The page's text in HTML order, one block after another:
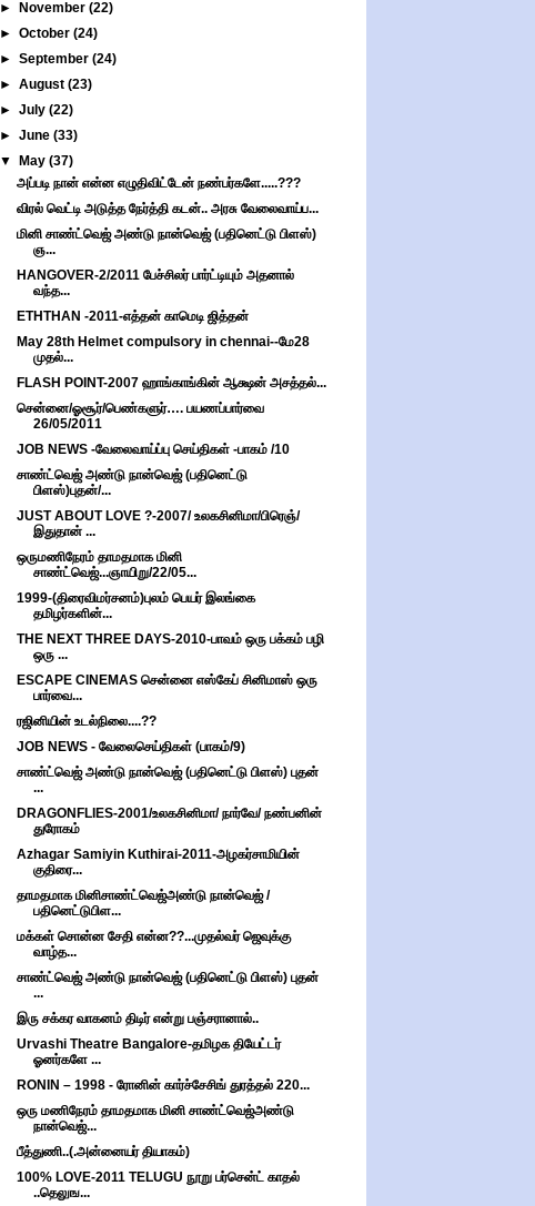
►
November(22)
►October(24)
►September(24)
►August(23)
►July(22)
►June(33)
▼
May(37)
அப்படி நான் என்ன எழுதிவிட்டேன் நண்பர்களே.....???
விரல் வெட்டி அடுத்த நேர்த்தி கடன்.. அரசு வேலைவாய்ப...
மினி சாண்ட்வெஜ் அண்டு நான்வெஜ் (பதினெட்டு பிளஸ்)
ஞ...
HANGOVER-2/2011 பேச்சிலர் பார்ட்டியும் அதனால்
வந்த...
ETHTHAN -2011-எத்தன் காமெடி ஜித்தன்
May 28th Helmet compulsory in chennai--மே28
முதல்...
FLASH POINT-2007 ஹாங்காங்கின் ஆக்ஷன் அசத்தல்...
சென்னை/ஓசூர்/பெண்களுர்…. பயணப்பார்வை
26/05/2011
JOB NEWS -வேலைவாய்ப்பு செய்திகள் -பாகம் /10
சாண்ட்வெஜ் அண்டு நான்வெஜ் (பதினெட்டு
பிளஸ்)புதன்/...
JUST ABOUT LOVE ?-2007/ உலகசினிமா/பிரெஞ்/
இதுதான் ...
ஒருமணிநேரம் தாமதமாக மினி
சாண்ட்வெஜ்...ஞாயிறு/22/05...
1999-(திரைவிமர்சனம்)புலம் பெயர் இலங்கை
தமிழர்களின்...
THE NEXT THREE DAYS-2010-பாவம் ஒரு பக்கம் பழி
ஒரு ...
ESCAPE CINEMAS சென்னை எஸ்கேப் சினிமாஸ் ஒரு
பார்வை...
ரஜினியின் உடல்நிலை....??
JOB NEWS - வேலைசெய்திகள் (பாகம்/9)
சாண்ட்வெஜ் அண்டு நான்வெஜ் (பதினெட்டு பிளஸ்) புதன்
...
DRAGONFLIES-2001/உலகசினிமா/ நார்வே/ நண்பனின்
துரோகம்
Azhagar Samiyin Kuthirai-2011-அழகர்சாமியின்
குதிரை...
தாமதமாக மினிசாண்ட்வெஜ்அண்டு நான்வெஜ் /
பதினெட்டுபிள...
மக்கள் சொன்ன சேதி என்ன??...முதல்வர் ஜெவுக்கு
வாழ்த...
சாண்ட்வெஜ் அண்டு நான்வெஜ் (பதினெட்டு பிளஸ்) புதன்
...
இரு சக்கர வாகனம் திடிர் என்று பஞ்சரானால்..
Urvashi Theatre Bangalore-தமிழக தியேட்டர்
ஓனர்களே ...
RONIN – 1998 - ரோனின் கார்ச்சேசிங் துரத்தல் 220...
ஒரு மணிநேரம் தாமதமாக மினி சாண்ட்வெஜ்அண்டு
நான்வெஜ்...
பீத்துணி..(.அன்னையர் தியாகம்)
100% LOVE-2011 TELUGU நூறு பர்சென்ட் காதல்
..தெலுங...